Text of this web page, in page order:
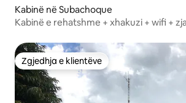
Kabinë në Subachoque
Kabinë e rehatshme + xhakuzi + wifi +
Zgjedhja e klientëve
Zgjedhja e klientëve